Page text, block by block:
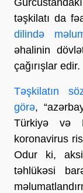
təşkilatı da
dilində
əhalinin
çağırışlar edir.
Təşkilatın
görə,
Türkiyə və
koronavirus
Odur ki,
təhlükəsi